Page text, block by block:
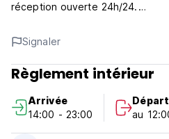
réception ouverte 24h/24.
GRATUIT : thé, café, café arabe
eau potable, dattes et cuisine
comprenant un lave-linge avec
Politique d'annulation : 1 jour
d'annulation tardive ou de No
Signaler
Règlement intérieur
Arrivée
14:00 - 23:00
Départ
au